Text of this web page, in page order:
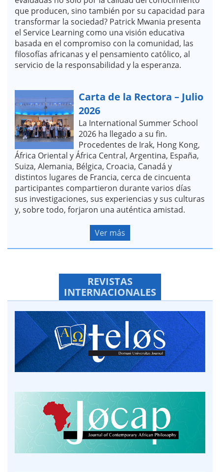
que producen, sino también por su capacidad para
transformar la sociedad? Patrick Mwania presenta
el Service Learning como una visión educativa
basada en el compromiso con la comunidad, las
filosofías africanas y el pensamiento católico, al
servicio de la responsabilidad y la esperanza.
Carta de la Rectora – Julio
2026
La International Summer School
2026 ha llegado a su fin.
Procedentes de Irak, Hong Kong,
África Oriental y África Central, Argentina, España,
Suiza, Alemania, Bélgica, Croacia, Canadá y
distintos lugares de Francia, cerca de cincuenta
participantes compartieron durante varios días
sus investigaciones, sus experiencias y sus culturas
y, sobre todo, forjaron una auténtica amistad.
Ver más
REVISTAS
INTERNACIONALES